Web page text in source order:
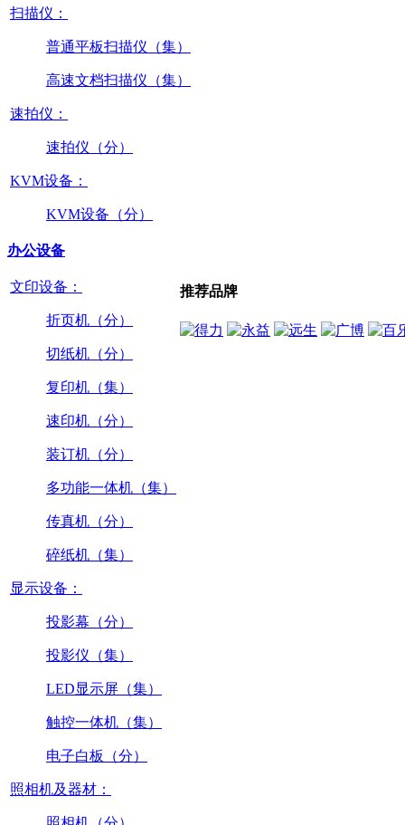
扫描仪：
普通平板扫描仪（集）
高速文档扫描仪（集）
速拍仪：
速拍仪（分）
KVM设备：
KVM设备（分）
办公设备
文印设备：
折页机（分）
切纸机（分）
复印机（集）
速印机（分）
装订机（分）
多功能一体机（集）
传真机（分）
碎纸机（集）
显示设备：
投影幕（分）
投影仪（集）
LED显示屏（集）
触控一体机（集）
电子白板（分）
照相机及器材：
推荐品牌